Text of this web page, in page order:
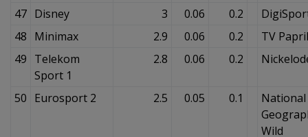
47 Disney 3 0.06 0.2
48 Minimax 2.9 0.06 0.2
TV
49 Telekom
Sport 1
2.8 0.06 0.2
50 Eurosport 2 2.5 0.05 0.1
National
Wild